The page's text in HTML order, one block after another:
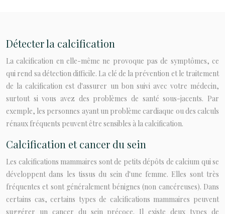
Détecter la calcification
La calcification en elle-même ne provoque pas de symptômes, ce
qui rend sa détection difficile. La clé de la prévention et le traitement
de la calcification est d'assurer un bon suivi avec votre médecin,
surtout si vous avez des problèmes de santé sous-jacents. Par
exemple, les personnes ayant un problème cardiaque ou des calculs
rénaux fréquents peuvent être sensibles à la calcification.
Calcification et cancer du sein
Les calcifications mammaires sont de petits dépôts de calcium qui se
développent dans les tissus du sein d'une femme. Elles sont très
fréquentes et sont généralement bénignes (non cancéreuses). Dans
certains cas, certains types de calcifications mammaires peuvent
suggérer un cancer du sein précoce. Il existe deux types de